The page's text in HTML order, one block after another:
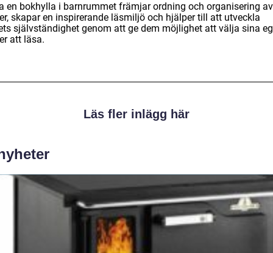
en bokhylla i barnrummet främjar ordning och organisering av
skapar en inspirerande läsmiljö och hjälper till att utveckla
självständighet genom att ge dem möjlighet att välja sina
att läsa.
Läs fler inlägg här